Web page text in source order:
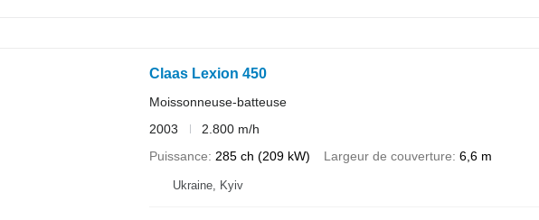
Claas Lexion 450
Moissonneuse-batteuse
2003
2.800 m/h
Puissance
285 ch (209 kW) Largeur de couverture 6,6 m
Ukraine, Kyiv